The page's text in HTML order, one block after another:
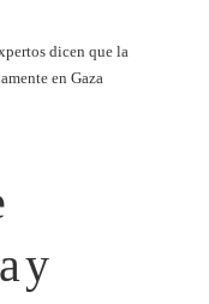
dicen que la
en Gaza